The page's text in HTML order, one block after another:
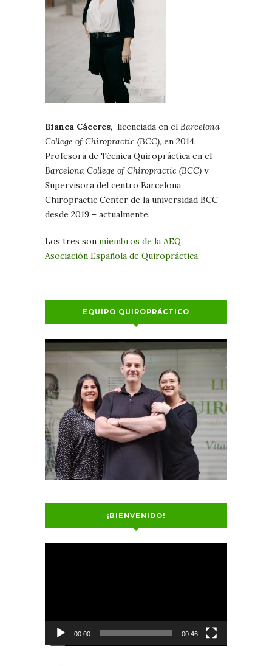
Bianca Cáceres, licenciada en el Barcelona
College of Chiropractic (BCC), en 2014.
Profesora de Técnica Quiropráctica en el
Barcelona College of Chiropractic (BCC) y
Supervisora del centro Barcelona
Chiropractic Center de la universidad BCC
desde 2019 – actualmente.
Los tres son miembros de la AEQ,
Asociación Española de Quiropráctica.
EQUIPO QUIROPRÁCTICO
¡BIENVENIDO!
00:00 00:46